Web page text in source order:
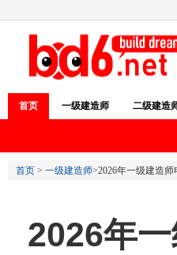
首页 一级建造师 二级建造
首页 > 一级建造师>2026年一级建造
2026年